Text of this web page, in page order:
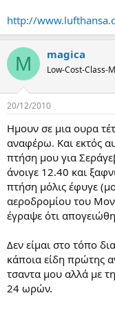
http://
M magica
Low-Cost-Class-
20/12/2010
Ημουν σε μια ουρα
αναφέρω. Και εκτός
πτήση μου για
άνοιγε 12.40 και
πτήση μόλις έφυγε
αεροδρομίου του
έγραψε ότι
Δεν είμαι στο τόπο
κάποια είδη πρώτης
τσαντα μου αλλά με
24 ωρών.